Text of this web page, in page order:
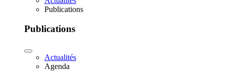
Publications
Publications
Actualités
Agenda